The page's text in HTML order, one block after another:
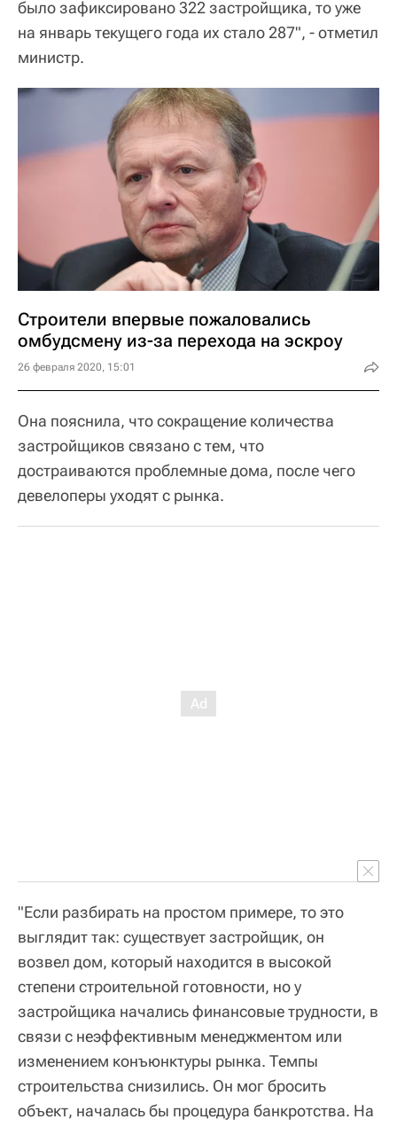
было зафиксировано 322 застройщика, то уже
на январь текущего года их стало 287", - отметил
министр.
Строители впервые пожаловались
омбудсмену из-за перехода на эскроу
26 февраля 2020, 15:01
Она пояснила, что сокращение количества
застройщиков связано с тем, что
достраиваются проблемные дома, после чего
девелоперы уходят с рынка.
"Если разбирать на простом примере, то это
выглядит так: существует застройщик, он
возвел дом, который находится в высокой
степени строительной готовности, но у
застройщика начались финансовые трудности, в
связи с неэффективным менеджментом или
изменением конъюнктуры рынка. Темпы
строительства снизились. Он мог бросить
объект, началась бы процедура банкротства. На